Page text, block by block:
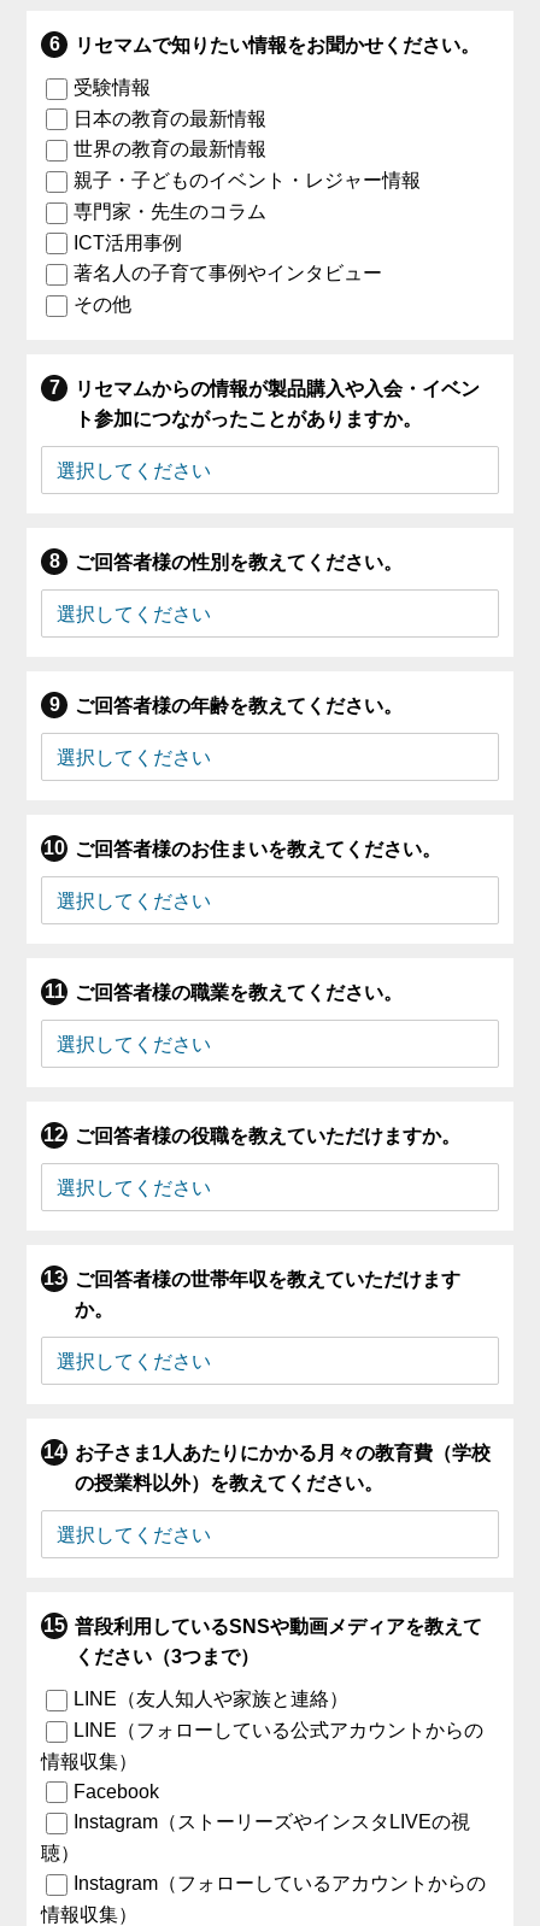
リセマムで知りたい情報をお聞かせください。
受験情報
日本の教育の最新情報
世界の教育の最新情報
親子・子どものイベント・レジャー情報
専門家・先生のコラム
ICT活用事例
著名人の子育て事例やインタビュー
その他
リセマムからの情報が製品購入や入会・イベン
ト参加につながったことがありますか。
ご回答者様の性別を教えてください。
ご回答者様の年齢を教えてください。
ご回答者様のお住まいを教えてください。
ご回答者様の職業を教えてください。
ご回答者様の役職を教えていただけますか。
ご回答者様の世帯年収を教えていただけます
か。
お子さま1人あたりにかかる月々の教育費（学校
の授業料以外）を教えてください。
普段利用しているSNSや動画メディアを教えて
ください（3つまで）
LINE（友人知人や家族と連絡）
LINE（フォローしている公式アカウントからの
情報収集）
Facebook
Instagram（ストーリーズやインスタLIVEの視
聴）
Instagram（フォローしているアカウントからの
情報収集）